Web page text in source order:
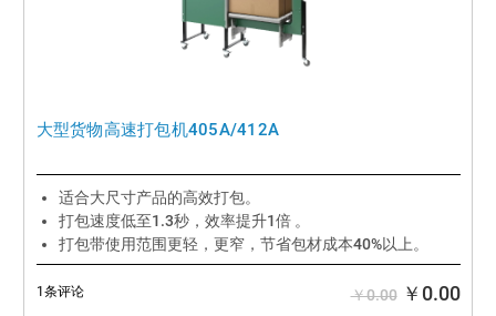
大型货物高速打包机405A/412A
适合大尺寸产品的高效打包。
打包速度低至1.3秒，效率提升1倍 。
打包带使用范围更轻，更窄，节省包材成本40%以上。
￥0.00￥0.00
1条评论